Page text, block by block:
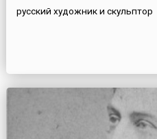
русский художник и скульптор